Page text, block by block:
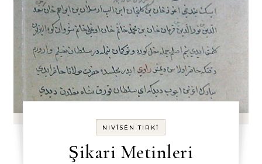
NIVÎSÊN TIRKÎ
Şikari Metinleri